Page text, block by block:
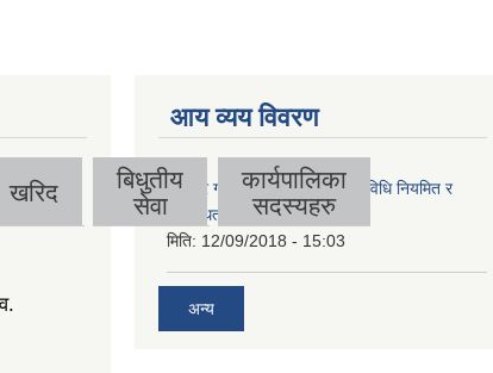
खरिद
बिधुतीय
सेवा
कार्यपालिका
सदस्यहरु
आय व्यय विवरण
गुठिचौर गाउँपालिकाको आर्थिक कार्यविधि नियमित र
व्यवस्थित गर्न बनेको ऐन, २०७४
मिति: 12/09/2018 - 15:03
अन्य